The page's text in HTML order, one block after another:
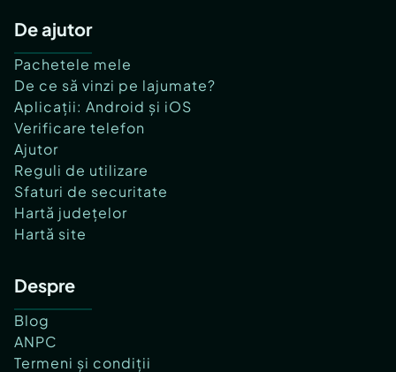
De ajutor
Pachetele mele
De ce să vinzi pe lajumate?
Aplicații: Android și iOS
Verificare telefon
Ajutor
Reguli de utilizare
Sfaturi de securitate
Hartă județelor
Hartă site
Despre
Blog
ANPC
Termeni și condiții